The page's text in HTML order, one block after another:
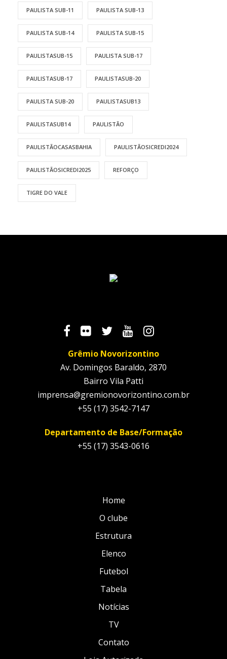
PAULISTA SUB-11 PAULISTA SUB-13
PAULISTA SUB-14 PAULISTA SUB-15
PAULISTASUB-15 PAULISTA SUB-17
PAULISTASUB-17 PAULISTASUB-20
PAULISTA SUB-20 PAULISTASUB13
PAULISTASUB14 PAULISTÃO
PAULISTÃOCASASBAHIA PAULISTÃOSICREDI2024
PAULISTÃOSICREDI2025 REFORÇO
TIGRE DO VALE
Grêmio Novorizontino
Av. Domingos Baraldo, 2870
Bairro Vila Patti
imprensa@gremionovorizontino.com.br
+55 (17) 3542-7147
Departamento de Base/Formação
+55 (17) 3543-0616
Home
O clube
Estrutura
Elenco
Futebol
Tabela
Notícias
TV
Contato